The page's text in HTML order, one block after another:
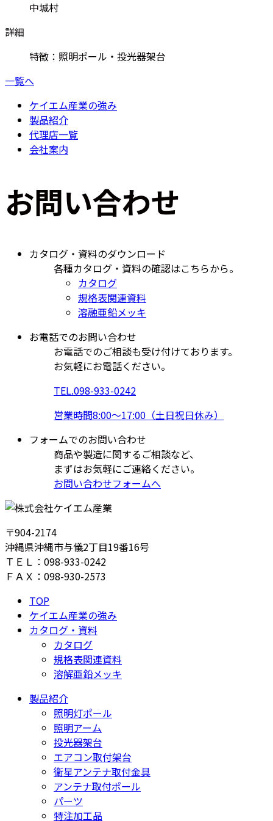
中城村
詳細
特徴：照明ポール・投光器架台
一覧へ
ケイエム産業の強み
製品紹介
代理店一覧
会社案内
お問い合わせ
カタログ・資料のダウンロード
各種カタログ・資料の確認はこちらから。
カタログ
規格表関連資料
溶融亜鉛メッキ
お電話でのお問い合わせ
お電話でのご相談も受け付けております。
お気軽にお電話ください。
TEL.098-933-0242
営業時間8:00～17:00（土日祝日休み）
フォームでのお問い合わせ
商品や製造に関するご相談など、
まずはお気軽にご連絡ください。
お問い合わせフォームへ
〒904-2174
沖縄県沖縄市与儀2丁目19番16号
ＴＥＬ：098-933-0242
ＦＡＸ：098-930-2573
TOP
ケイエム産業の強み
カタログ・資料
カタログ
規格表関連資料
溶解亜鉛メッキ
製品紹介
照明灯ポール
照明アーム
投光器架台
エアコン取付架台
衛星アンテナ取付金具
アンテナ取付ポール
パーツ
特注加工品